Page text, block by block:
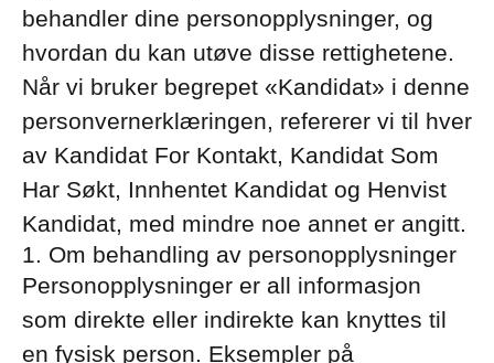
behandler dine personopplysninger, og
hvordan du kan utøve disse rettighetene.
Når vi bruker begrepet «Kandidat» i denne
personvernerklæringen, refererer vi til hver
av Kandidat For Kontakt, Kandidat Som
Har Søkt, Innhentet Kandidat og Henvist
Kandidat, med mindre noe annet er angitt.
1. Om behandling av personopplysninger
Personopplysninger er all informasjon
som direkte eller indirekte kan knyttes til
en fysisk person. Eksempler på